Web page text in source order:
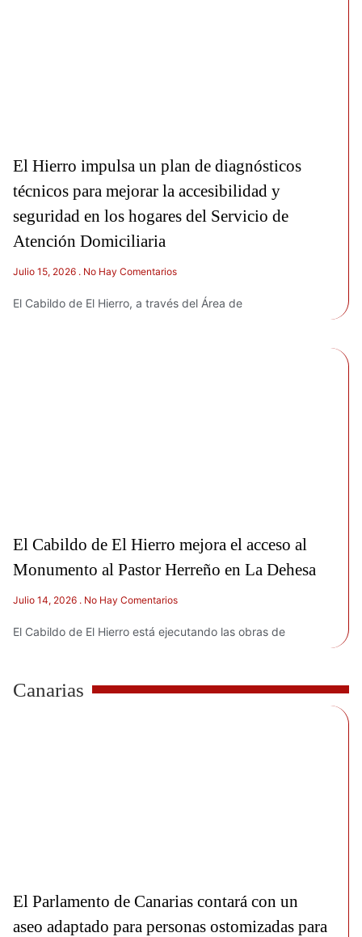
El Hierro impulsa un plan de diagnósticos
técnicos para mejorar la accesibilidad y
seguridad en los hogares del Servicio de
Atención Domiciliaria
Julio 15, 2026 No Hay Comentarios
El Cabildo de El Hierro, a través del Área de
El Cabildo de El Hierro mejora el acceso al
Monumento al Pastor Herreño en La Dehesa
Julio 14, 2026 No Hay Comentarios
El Cabildo de El Hierro está ejecutando las obras de
Canarias
El Parlamento de Canarias contará con un
aseo adaptado para personas ostomizadas para